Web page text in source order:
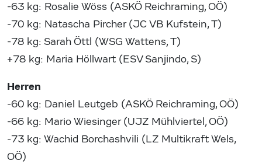
-63 kg: Rosalie Wöss (ASKÖ Reichraming, OÖ)
-70 kg: Natascha Pircher (JC VB Kufstein, T)
-78 kg: Sarah Öttl (WSG Wattens, T)
+78 kg: Maria Höllwart (ESV Sanjindo, S)
Herren
-60 kg: Daniel Leutgeb (ASKÖ Reichraming, OÖ)
-66 kg: Mario Wiesinger (UJZ Mühlviertel, OÖ)
-73 kg: Wachid Borchashvili (LZ Multikraft Wels,
OÖ)